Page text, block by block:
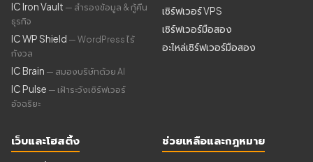
IC Iron Vault — สำรองข้อมูล & กู้คืน
ธุรกิจ
IC WP Shield — WordPress ไร้
กังวล
IC Brain — สมองบริษัทด้วย AI
IC Pulse — เฝ้าระวังเซิร์ฟเวอร์
อัจฉริยะ
เซิร์ฟเวอร์ VPS
เซิร์ฟเวอร์มือสอง
อะไหล่เซิร์ฟเวอร์มือสอง
เว็บและโฮสติ้ง ช่วยเหลือและกฎหมาย